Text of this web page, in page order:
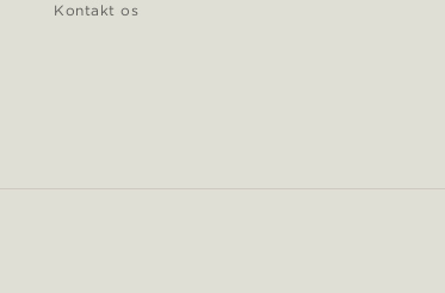
Kontakt os